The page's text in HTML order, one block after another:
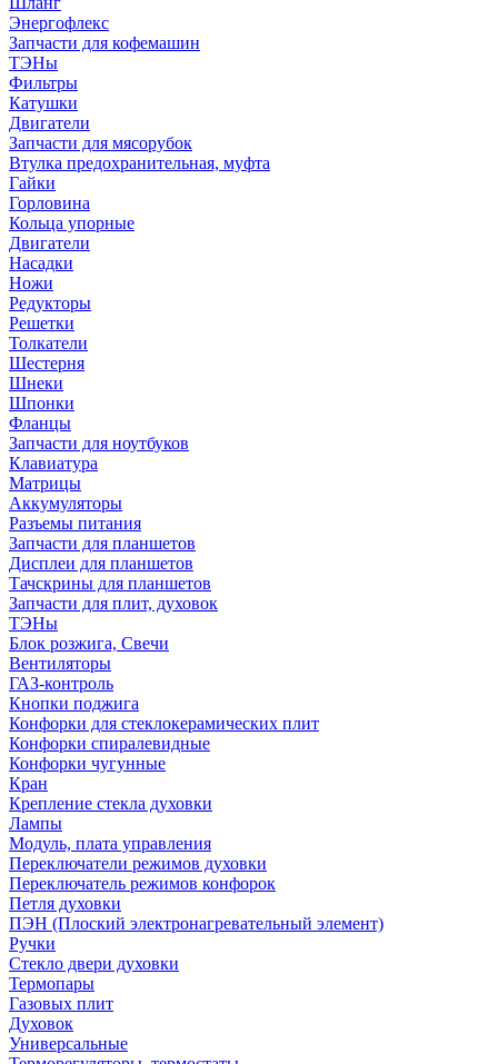
Энергофлекс
Запчасти для кофемашин
ТЭНы
Фильтры
Катушки
Двигатели
Запчасти для мясорубок
Втулка предохранительная, муфта
Гайки
Горловина
Кольца упорные
Двигатели
Насадки
Ножи
Редукторы
Решетки
Толкатели
Шестерня
Шнеки
Шпонки
Фланцы
Запчасти для ноутбуков
Клавиатура
Матрицы
Аккумуляторы
Разъемы питания
Запчасти для планшетов
Дисплеи для планшетов
Тачскрины для планшетов
Запчасти для плит, духовок
ТЭНы
Блок розжига, Свечи
Вентиляторы
ГАЗ-контроль
Кнопки поджига
Конфорки для стеклокерамических плит
Конфорки спиралевидные
Конфорки чугунные
Кран
Крепление стекла духовки
Лампы
Модуль, плата управления
Переключатели режимов духовки
Переключатель режимов конфорок
Петля духовки
ПЭН (Плоский электронагревательный элемент)
Ручки
Стекло двери духовки
Термопары
Газовых плит
Духовок
Универсальные